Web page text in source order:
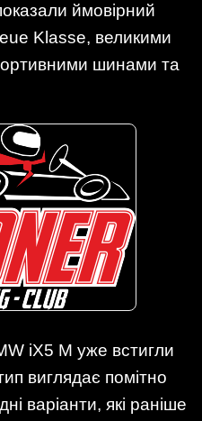
ймовірний
Klasse, великими
шинами та
iX5 M уже встигли
виглядає помітно
варіанти, які раніше